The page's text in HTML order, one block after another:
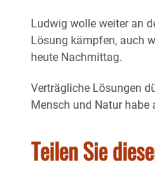
Ludwig wolle weiter an
Lösung kämpfen, auch
heute Nachmittag.
Verträgliche Lösungen
Mensch und Natur habe
Teilen Sie